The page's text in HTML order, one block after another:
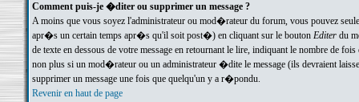
Comment puis-je �diter ou supprimer un message ?
A moins que vous soyez l'administrateur ou mod�rateur du forum, vous pouvez
apr�s un certain temps apr�s qu'il soit post�) en cliquant sur le bouton Editerdu
de texte en dessous de votre message en retournant le lire, indiquant le nombre
non plus si un mod�rateur ou un administrateur �dite le message (ils devraient
supprimer un message une fois que quelqu'un y a r�pondu.
Revenir en haut de page